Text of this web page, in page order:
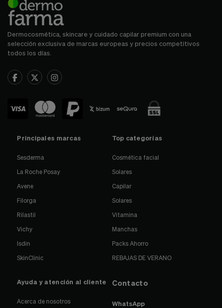
Dermocosmética, skincare y cuidado capilar premium con una
selección exclusiva de marcas europeas y precios competitivos
todos los días.
Principales marcas
Sesderma
La Roche Posay
Avene
Filorga
Rilastil
Vichy
Isdin
SkinClinic
Top categorías
Cosmética facial
Solares
Capilar
Solares
Vitamina
Manchas
Packs Ahorro
REBAJAS DE VERANO
Ayuda y atención al cliente
Acerca de nosotros
Contacto
WhatsApp